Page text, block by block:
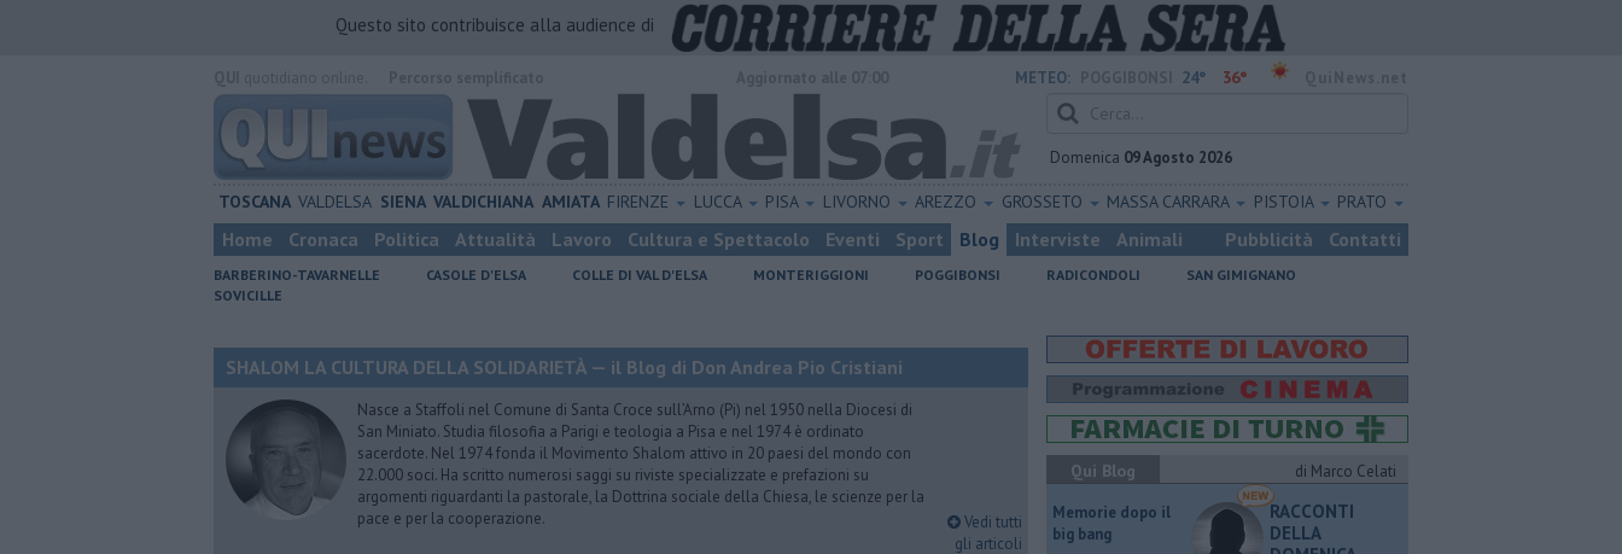
Questo sito contribuisce alla audience di
METEO: 24° 36°
Domenica 09 Agosto 2026
TOSCANA VALDELSA SIENA VALDICHIANA AMIATA FIRENZE LUCCA PISA LIVORNO AREZZO GROSSETO MASSA CARRARA PISTOIA PRATO
Home Cronaca Politica Attualità Lavoro Cultura e Spettacolo Eventi Sport Blog Interviste Animali Pubblicità Contatti
BARBERINO-TAVARNELLE CASOLE D'ELSA COLLE DI VAL D'ELSA MONTERIGGIONI POGGIBONSI RADICONDOLI
SAN GIMIGNANO
SOVICILLE
SHALOM LA CULTURA DELLA SOLIDARIETÀ — il Blog di Don Andrea Pio Cristiani
Nasce a Staffoli nel Comune di Santa Croce sull’Arno (Pi) nel 1950 nella Diocesi di
San Miniato. Studia filosofia a Parigi e teologia a Pisa e nel 1974 è ordinato
sacerdote. Nel 1974 fonda il Movimento Shalom attivo in 20 paesi del mondo con
22.000 soci. Ha scritto numerosi saggi su riviste specializzate e prefazioni su
argomenti riguardanti la pastorale, la Dottrina sociale della Chiesa, le scienze per la
pace e per la cooperazione.
Vedi tutti
gli articoli
Qui Blog
di Marco Celati
Memorie dopo il
big bang
RACCONTI
DELLA